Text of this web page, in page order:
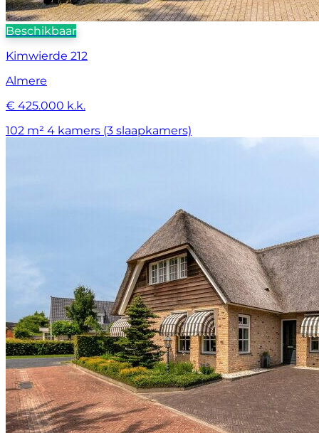
Beschikbaar
Kimwierde 212
Almere
€ 425.000 k.k.
102 m² 4 kamers (3 slaapkamers)